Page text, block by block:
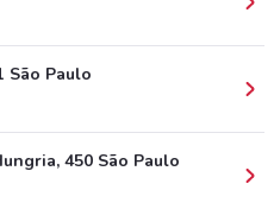
São Paulo
450 São Paulo